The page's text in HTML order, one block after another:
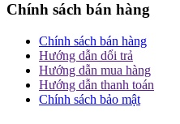
Chính sách bán hàng
Chính sách bán hàng
Hướng dẫn dổi trả
Hướng dẫn mua hàng
Hướng dẫn thanh toán
Chính sách bảo mật